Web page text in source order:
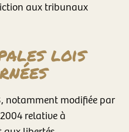
aux tribunaux
lois
notamment modifiée par
relative à